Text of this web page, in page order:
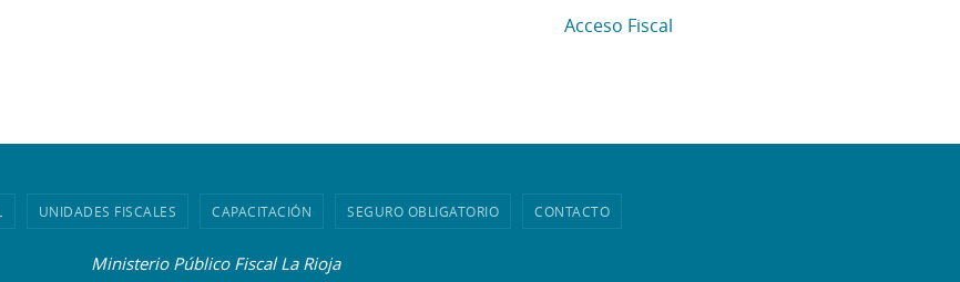
Acceso Fiscal
UNIDADES FISCALES CAPACITACIÓN SEGURO OBLIGATORIO CONTACTO
Ministerio Público Fiscal La Rioja